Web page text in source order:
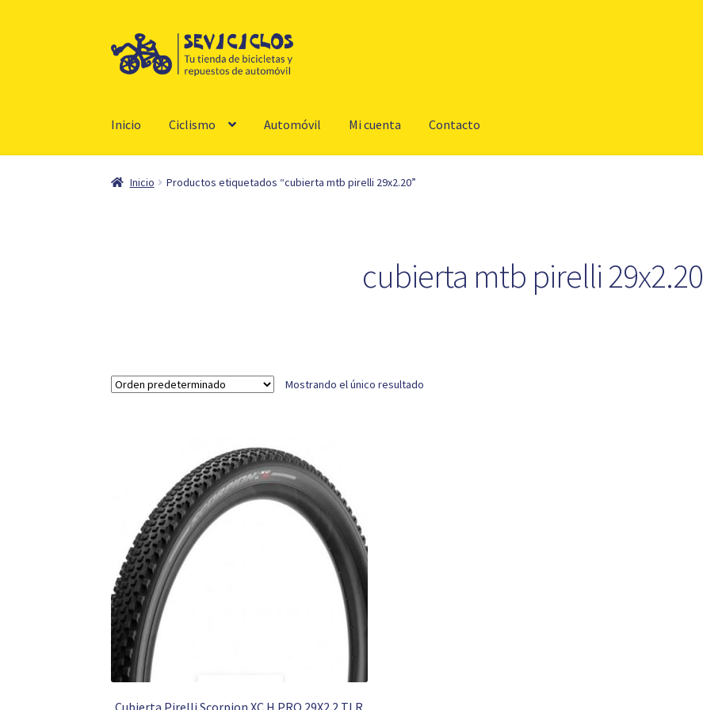
Ir
a
Ir
al
Inicio Ciclismo Automóvil Mi cuenta Contacto
Inicio Productos etiquetados “cubierta mtb pirelli 29x2.20”
cubierta mtb pirelli 29x2.20
Mostrando el único resultado